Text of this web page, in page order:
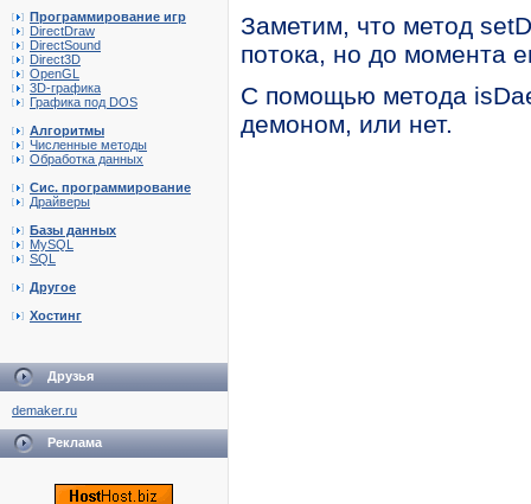
Программирование игр
DirectDraw
DirectSound
Direct3D
OpenGL
3D-графика
Графика под DOS
Алгоритмы
Численные методы
Обработка данных
Сис. программирование
Драйверы
Базы данных
MySQL
SQL
Другое
Хостинг
Друзья
demaker.ru
Реклама
Заметим, что метод
потока, но до момента
С помощью метода
демоном, или нет.